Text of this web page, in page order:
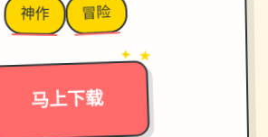
神作 冒险
马上下载
→
✦ ★